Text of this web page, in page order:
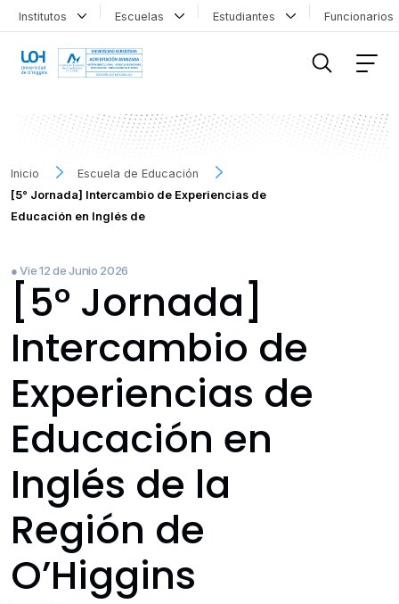
Institutos Escuelas Estudiantes
Inicio
Escuela de Educación
[5° Jornada] Intercambio de Experiencias de
Educación en Inglés de
● Vie 12 de Junio 2026
[5° Jornada]
Intercambio de
Experiencias de
Educación en
Inglés de la
Región de
O’Higgins